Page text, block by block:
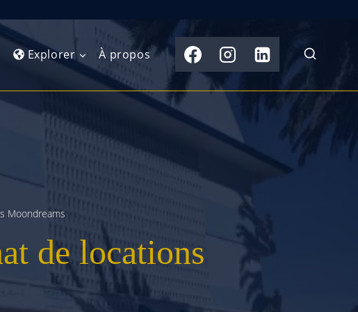
Explorer
Afrique de l’Est
Afrique australe Asie du Sud-Est
Extrême-Orient
Australasie
Îles du Pacifique
À propos
Moondreams
de locations